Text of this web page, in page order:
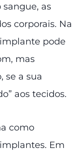
as
corporais. Na
pode
mas
se a sua
aos tecidos.
como
Em